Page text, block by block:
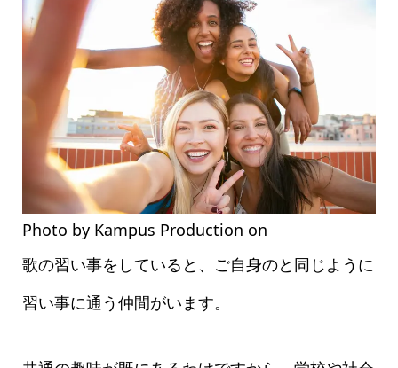
Photo by Kampus Production on
歌の習い事をしていると、ご自身のと同じように
習い事に通う仲間がいます。